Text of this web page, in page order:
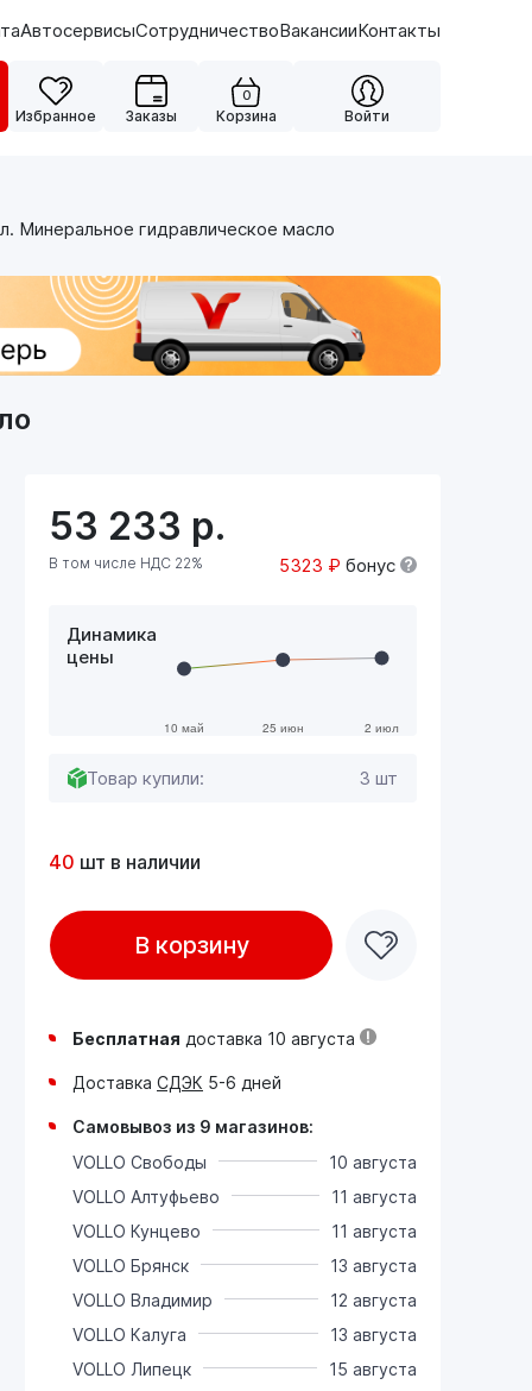
АвтосервисыСотрудничествоВакансииКонтакты
Избранное Заказы
0
Корзина Войти
Минеральное гидравлическое масло
53 233 р.
В том числе НДС 22% 5323 ₽ бонус
Динамика
цены
Товар купили: 3 шт
40 шт в наличии
В корзину
Бесплатная доставка 10 августа
Доставка СДЭК 5-6 дней
Самовывоз из 9 магазинов:
VOLLO Свободы
10 августа
VOLLO Алтуфьево
11 августа
VOLLO Кунцево
11 августа
VOLLO Брянск
13 августа
VOLLO Владимир
12 августа
VOLLO Калуга
13 августа
VOLLO Липецк
15 августа